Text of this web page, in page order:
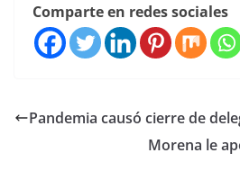
Comparte en redes sociales
Pandemia causó cierre de
Morena le